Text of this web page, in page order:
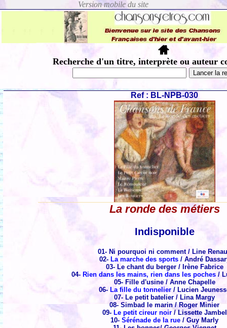
Recherche d'un titre, interprète ou auteur
Ref : BL-NPB-030
La ronde des métiers
Indisponible
01- Ni pourquoi ni comment / Line
02- La marche des sports / André
03- Le chant du berger / Irène Fabrice
04- Rien dans les mains, rien dans les poches /
05- Fille d'usine / Anne Chapelle
06- La fille du tonnelier / Lucien
07- Le petit batelier / Lina Margy
08- Simbad le marin / Roger Minier
09- Le petit cireur noir / Lissette Jambel
10-Sérénade de la rue / Guy Marly